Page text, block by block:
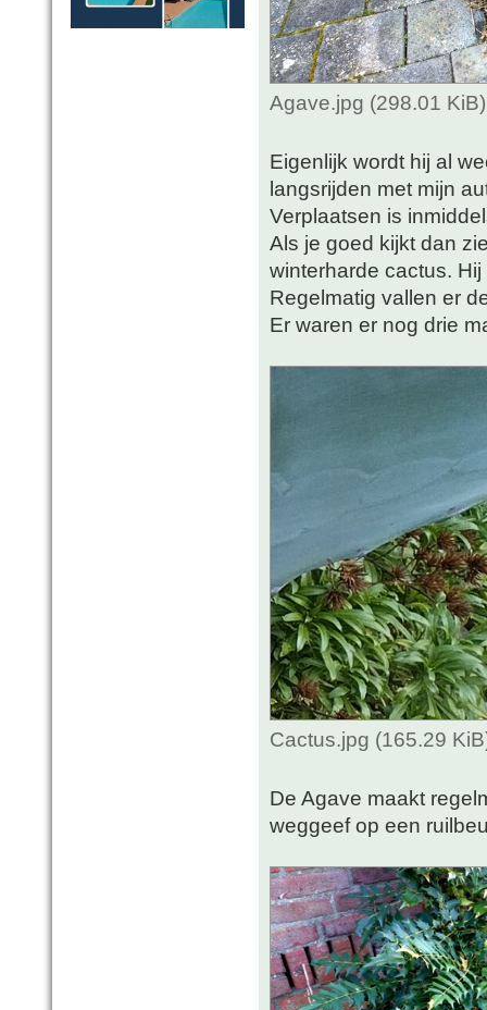
Agave.jpg (298.01
Eigenlijk wordt hij al
langsrijden met mijn
Verplaatsen is
Als je goed kijkt dan
winterharde cactus.
Regelmatig vallen er
Er waren er nog drie
Cactus.jpg (165.29
De Agave maakt
weggeef op een